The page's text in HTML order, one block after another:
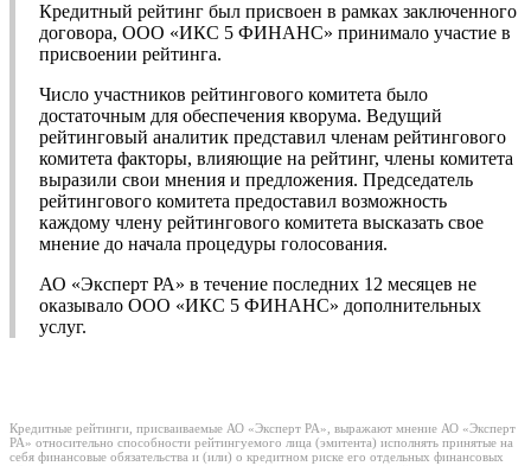
Кредитный рейтинг был присвоен в рамках заключенного
договора, ООО «ИКС 5 ФИНАНС» принимало участие в
присвоении рейтинга.
Число участников рейтингового комитета было
достаточным для обеспечения кворума. Ведущий
рейтинговый аналитик представил членам рейтингового
комитета факторы, влияющие на рейтинг, члены комитета
выразили свои мнения и предложения. Председатель
рейтингового комитета предоставил возможность
каждому члену рейтингового комитета высказать свое
мнение до начала процедуры голосования.
АО «Эксперт РА» в течение последних 12 месяцев не
оказывало ООО «ИКС 5 ФИНАНС» дополнительных
услуг.
Кредитные рейтинги, присваиваемые АО «Эксперт РА», выражают мнение АО «Эксперт
РА» относительно способности рейтингуемого лица (эмитента) исполнять принятые на
себя финансовые обязательства и (или) о кредитном риске его отдельных финансовых